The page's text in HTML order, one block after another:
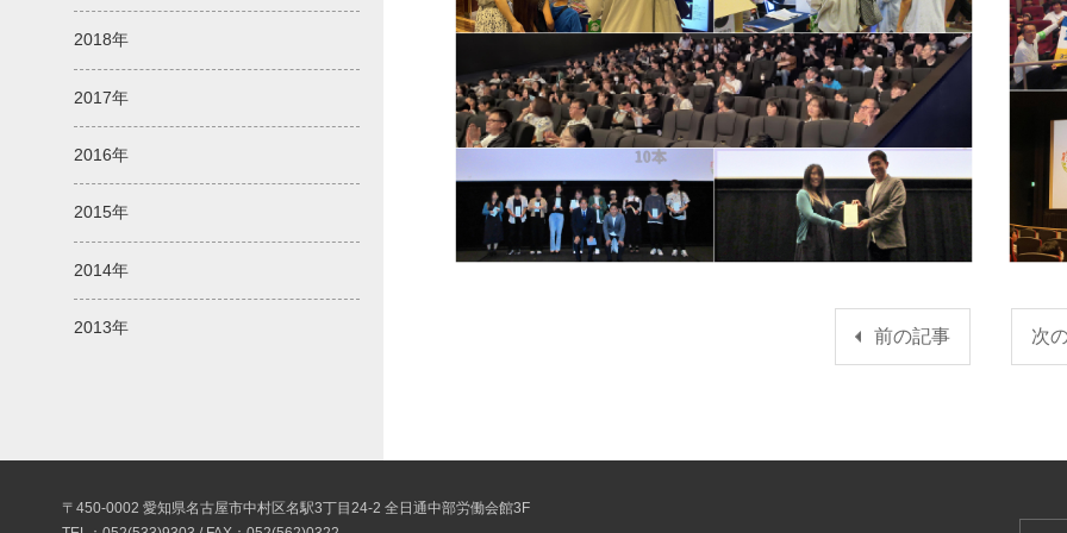
前の記事 次
2018年
2017年
2016年
2015年
2014年
2013年
〒450-0002 愛知県名古屋市中村区名駅3丁目24-2 全日通中部労働会館3F